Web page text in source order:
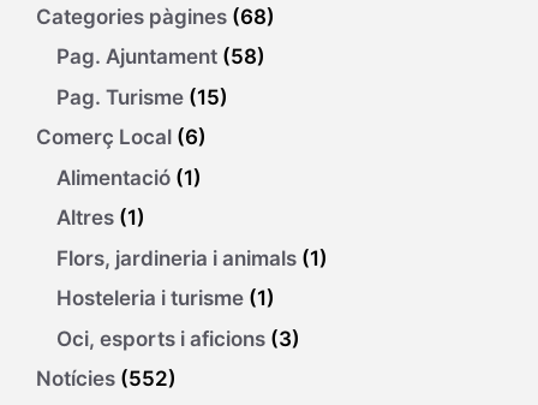
Categories pàgines (68)
Pag. Ajuntament (58)
Pag. Turisme (15)
Comerç Local (6)
Alimentació (1)
Altres (1)
Flors, jardineria i animals (1)
Hosteleria i turisme (1)
Oci, esports i aficions (3)
Notícies (552)